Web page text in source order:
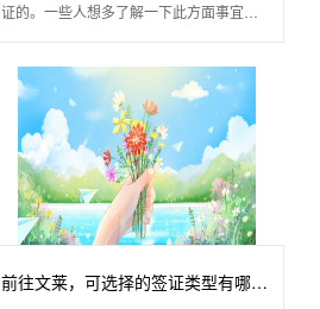
证的。一些人想多了解一下此方面事宜，
前往文莱，可选择的签证类型有哪